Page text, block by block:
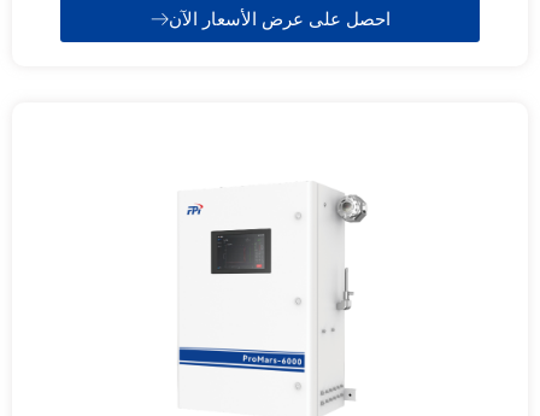
احصل على عرض الأسعار الآن